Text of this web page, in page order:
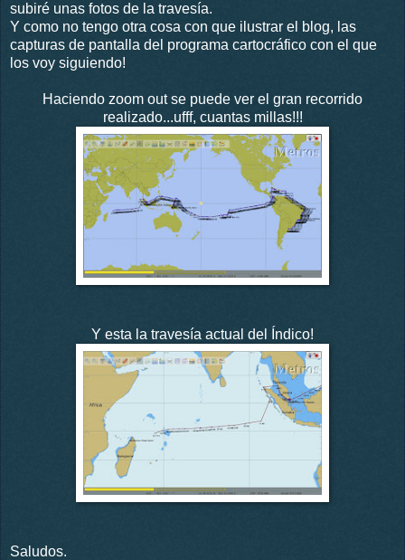
subiré unas fotos de la travesía.
Y como no tengo otra cosa con que ilustrar el blog, las
capturas de pantalla del programa cartocráfico con el que
los voy siguiendo!
Haciendo zoom out se puede ver el gran recorrido
realizado...ufff, cuantas millas!!!
Y esta la travesía actual del Índico!
Saludos.